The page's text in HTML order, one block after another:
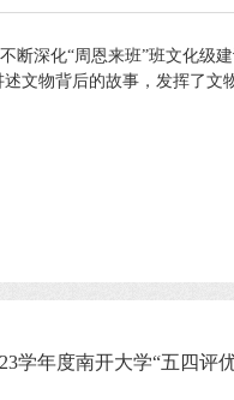
断深化“周恩来班”班文化
文物背后的故事，发挥了
学年度南开大学“五四